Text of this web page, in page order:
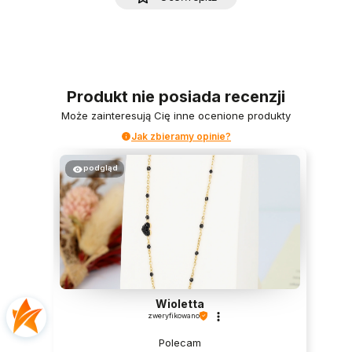
Produkt nie posiada recenzji
Może zainteresują Cię inne ocenione produkty
Jak zbieramy opinie?
podgląd
Wioletta
zweryfikowano
Polecam